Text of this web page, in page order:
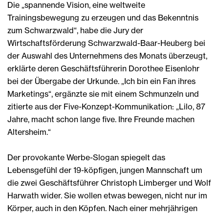
Die „spannende Vision, eine weltweite
Trainingsbewegung zu erzeugen und das Bekenntnis
zum Schwarzwald“, habe die Jury der
Wirtschaftsförderung Schwarzwald-Baar-Heuberg bei
der Auswahl des Unternehmens des Monats überzeugt,
erklärte deren Geschäftsführerin Dorothee Eisenlohr
bei der Übergabe der Urkunde. „Ich bin ein Fan ihres
Marketings“, ergänzte sie mit einem Schmunzeln und
zitierte aus der Five-Konzept-Kommunikation: „Lilo, 87
Jahre, macht schon lange five. Ihre Freunde machen
Altersheim.“
Der provokante Werbe-Slogan spiegelt das
Lebensgefühl der 19-köpfigen, jungen Mannschaft um
die zwei Geschäftsführer Christoph Limberger und Wolf
Harwath wider. Sie wollen etwas bewegen, nicht nur im
Körper, auch in den Köpfen. Nach einer mehrjährigen